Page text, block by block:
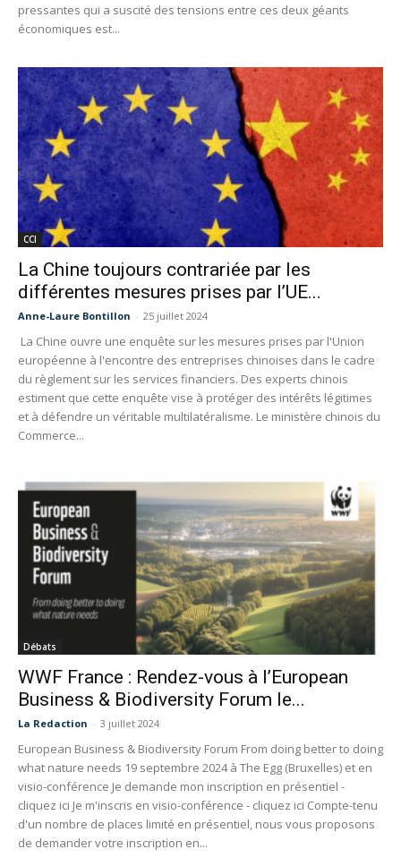
pressantes qui a suscité des tensions entre ces deux géants
économiques est...
CCI
La Chine toujours contrariée par les
différentes mesures prises par l’UE...
Anne-Laure Bontillon - 25 juillet 2024
La Chine ouvre une enquête sur les mesures prises par l'Union
européenne à l'encontre des entreprises chinoises dans le cadre
du règlement sur les services financiers. Des experts chinois
estiment que cette enquête vise à protéger des intérêts légitimes
et à défendre un véritable multilatéralisme. Le ministère chinois du
Commerce...
Débats
WWF France : Rendez-vous à l’European
Business & Biodiversity Forum le...
La Redaction - 3 juillet 2024
European Business & Biodiversity Forum From doing better to doing
what nature needs 19 septembre 2024 à The Egg (Bruxelles) et en
visio-conférence Je demande mon inscription en présentiel -
cliquez ici Je m'inscris en visio-conférence - cliquez ici Compte-tenu
d'un nombre de places limité en présentiel, nous vous proposons
de demander votre inscription en...